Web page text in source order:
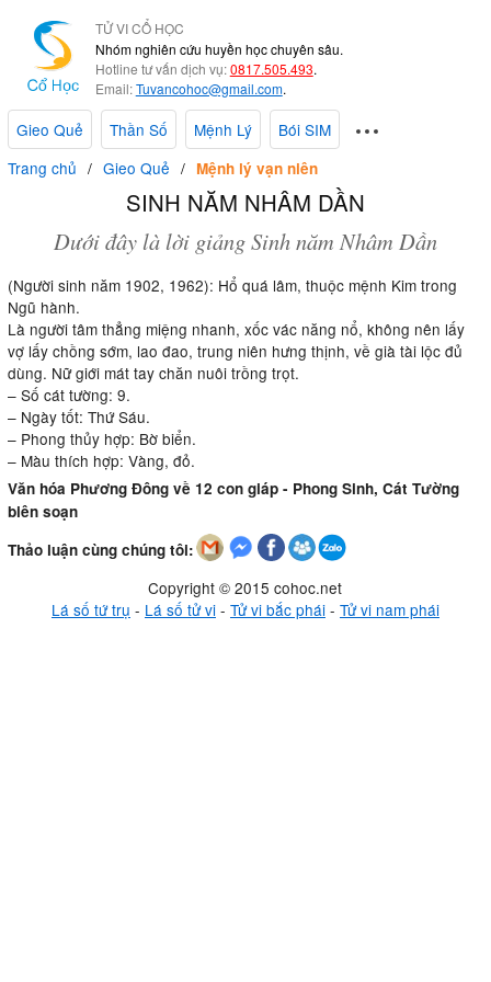
TỬ VI CỔ HỌC
Nhóm nghiên cứu huyền học chuyên sâu.
Hotline tư vấn dịch vụ:0817.505.493.
Email:Tuvancohoc@gmail.com.
Gieo Quẻ Thần Số Mệnh Lý
Bói SIM
Trang chủ
Gieo Quẻ Mệnh lý vạn niên
SINH NĂM NHÂM DẦN
Dưới đây là lời giảng Sinh năm Nhâm Dần
(Người sinh năm 1902, 1962): Hổ quá lâm, thuộc mệnh Kim trong
Ngũ hành.
Là người tâm thẳng miệng nhanh, xốc vác năng nổ, không nên lấy
vợ lấy chồng sớm, lao đao, trung niên hưng thịnh, về già tài lộc đủ
dùng. Nữ giới mát tay chăn nuôi trồng trọt.
– Số cát tường: 9.
– Ngày tốt: Thứ Sáu.
– Phong thủy hợp: Bờ biển.
– Màu thích hợp: Vàng, đỏ.
Văn hóa Phương Đông về 12 con giáp - Phong Sinh, Cát Tường
biên soạn
Thảo luận cùng chúng tôi:
Copyright © 2015 cohoc.net
Lá số tứ trụ - Lá số tử vi- Tử vi bắc phái- Tử vi nam phái